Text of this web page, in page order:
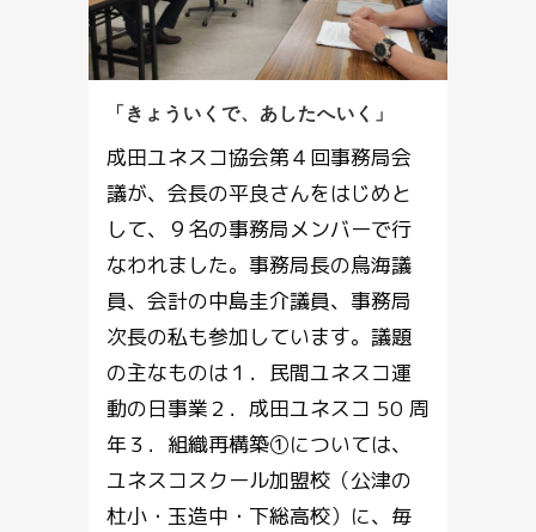
「きょういくで、あしたへいく」
成田ユネスコ協会第４回事務局会
議が、会長の平良さんをはじめと
して、９名の事務局メンバーで行
なわれました。事務局長の鳥海議
員、会計の中島圭介議員、事務局
次長の私も参加しています。議題
の主なものは１．民間ユネスコ運
動の日事業２．成田ユネスコ 50 周
年３．組織再構築①については、
ユネスコスクール加盟校（公津の
杜小・玉造中・下総高校）に、毎